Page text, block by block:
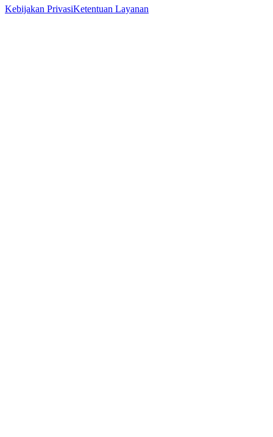
Kebijakan PrivasiKetentuan Layanan